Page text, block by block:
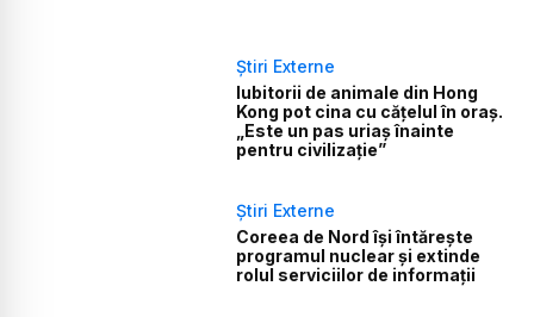
Știri Externe
Iubitorii de animale din Hong
Kong pot cina cu cățelul în oraș.
„Este un pas uriaș înainte
pentru civilizație”
Știri Externe
Coreea de Nord își întărește
programul nuclear și extinde
rolul serviciilor de informații